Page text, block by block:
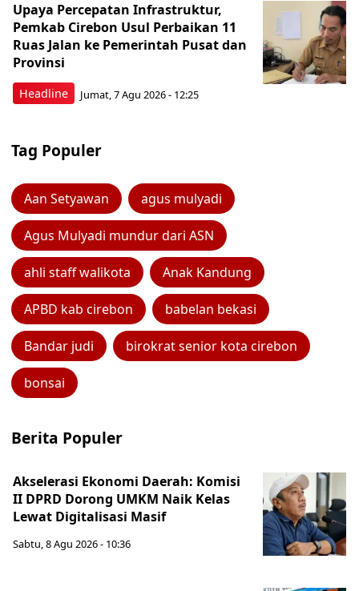
Headline
Upaya Percepatan Infrastruktur,
Pemkab Cirebon Usul Perbaikan 11
Ruas Jalan ke Pemerintah Pusat dan
Provinsi
Jumat, 7 Agu 2026 - 12:25
Tag Populer
Aan Setyawan agus mulyadi
Agus Mulyadi mundur dari ASN
ahli staff walikota Anak Kandung
APBD kab cirebon babelan bekasi
Bandar judi birokrat senior kota cirebon
bonsai
Berita Populer
Akselerasi Ekonomi Daerah: Komisi
II DPRD Dorong UMKM Naik Kelas
Lewat Digitalisasi Masif
Sabtu, 8 Agu 2026 - 10:36